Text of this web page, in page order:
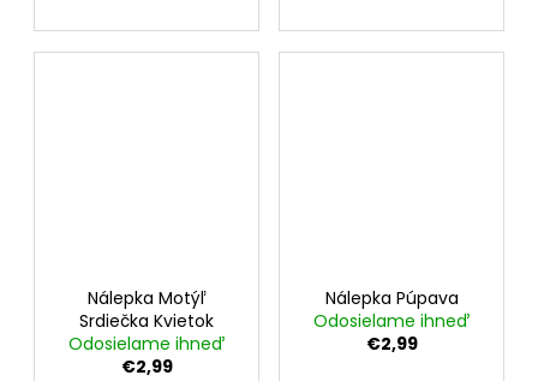
Nálepka Motýľ
Srdiečka Kvietok
Odosielame ihneď
€2,99
Nálepka Púpava
Odosielame ihneď
€2,99